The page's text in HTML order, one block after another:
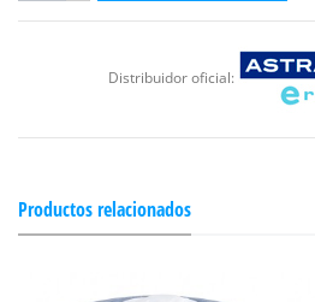
Distribuidor oficial:
Productos relacionados